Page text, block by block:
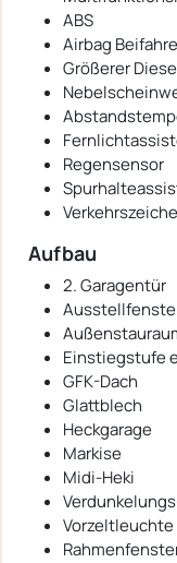
ABS
Airbag
Größerer
Regensensor
Aufbau
2. Garagentür
Einstiegstufe
GFK-Dach
Glattblech
Heckgarage
Markise
Midi-Heki
Vorzeltleuchte